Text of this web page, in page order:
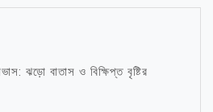
ঝড়ো বাতাস ও বিক্ষিপ্ত বৃষ্টির